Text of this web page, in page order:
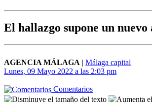
El hallazgo supone un nuevo
AGENCIA MÁLAGA | Málaga capital
Lunes, 09 Mayo 2022 a las 2:03 pm
Comentarios